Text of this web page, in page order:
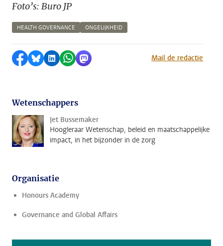
Foto’s: Buro JP
HEALTH GOVERNANCE ONGELIJKHEID
Delen op Facebook
Delen via Bluesky
Delen op LinkedIn
Delen via WhatsApp
Delen via MastodonMail de redactie
Wetenschappers
Jet Bussemaker
Hoogleraar Wetenschap, beleid en maatschappelijke
impact, in het bijzonder in de zorg
Organisatie
Honours Academy
Governance and Global Affairs